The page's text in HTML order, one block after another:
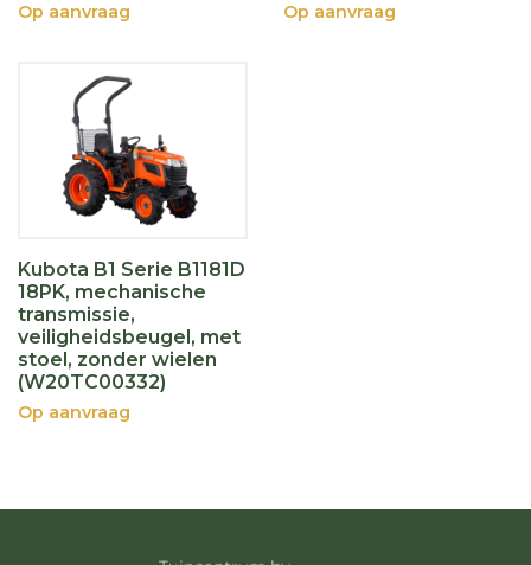
Op aanvraag Op aanvraag
Kubota B1 Serie B1181D
18PK, mechanische
transmissie,
veiligheidsbeugel, met
stoel, zonder wielen
(W20TC00332)
Op aanvraag